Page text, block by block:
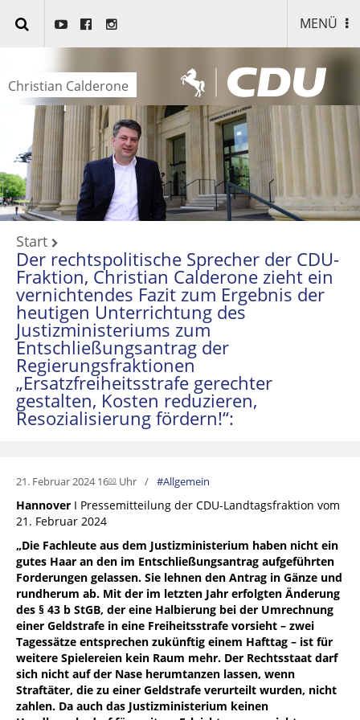
MENÜ
Christian Calderone
Start
Der rechtspolitische Sprecher der CDU-
Fraktion, Christian Calderone zieht ein
vernichtendes Fazit zum Ergebnis der
heutigen Unterrichtung des
Justizministeriums zum
Entschließungsantrag der
Regierungsfraktionen
„Ersatzfreiheitsstrafe gerechter
gestalten, Kosten reduzieren,
Resozialisierung fördern!“:
21. Februar 2024 1600 Uhr Allgemein
Hannover I Pressemitteilung der CDU-Landtagsfraktion vom
21. Februar 2024
„Die Fachleute aus dem Justizministerium haben nicht ein
gutes Haar an den im Entschließungsantrag aufgeführten
Forderungen gelassen. Sie lehnen den Antrag in Gänze und
rundherum ab. Mit der im letzten Jahr erfolgten Änderung
des § 43 b StGB, der eine Halbierung bei der Umrechnung
einer Geldstrafe in eine Freiheitsstrafe vorsieht – zwei
Tagessätze entsprechen zukünftig einem Hafttag – ist für
weitere Spielereien kein Raum mehr. Der Rechtsstaat darf
sich nicht auf der Nase herumtanzen lassen, wenn
Straftäter, die zu einer Geldstrafe verurteilt wurden, nicht
zahlen. Da auch das Justizministerium keinen